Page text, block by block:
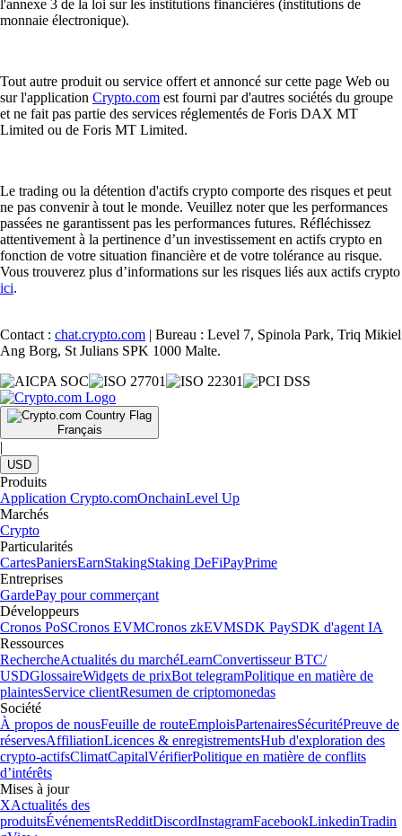
l'annexe 3 de la loi sur les institutions financières (institutions de
monnaie électronique).
Tout autre produit ou service offert et annoncé sur cette page Web ou
sur l'application Crypto.com est fourni par d'autres sociétés du groupe
et ne fait pas partie des services réglementés de Foris DAX MT
Limited ou de Foris MT Limited.
Le trading ou la détention d'actifs crypto comporte des risques et peut
ne pas convenir à tout le monde. Veuillez noter que les performances
passées ne garantissent pas les performances futures. Réfléchissez
attentivement à la pertinence d’un investissement en actifs crypto en
fonction de votre situation financière et de votre tolérance au risque.
Vous trouverez plus d’informations sur les risques liés aux actifs crypto
ici.
Contact : chat.crypto.com | Bureau : Level 7, Spinola Park, Triq Mikiel
Ang Borg, St Julians SPK 1000 Malte.
Français
|
USD
Produits
Application Crypto.comOnchainLevel Up
Marchés
Crypto
Particularités
CartesPaniersEarnStakingStaking DeFiPayPrime
Entreprises
GardePay pour commerçant
Développeurs
Cronos PoSCronos EVMCronos zkEVMSDK PaySDK d'agent IA
Ressources
RechercheActualités du marchéLearnConvertisseur BTC/
USDGlossaireWidgets de prixBot telegramPolitique en matière de
plaintesService clientResumen de criptomonedas
Société
À propos de nousFeuille de routeEmploisPartenairesSécuritéPreuve de
réservesAffiliationLicences & enregistrementsHub d'exploration des
crypto-actifsClimatCapitalVérifierPolitique en matière de conflits
d’intérêts
Mises à jour
XActualités des
produitsÉvénementsRedditDiscordInstagramFacebookLinkedinTradin